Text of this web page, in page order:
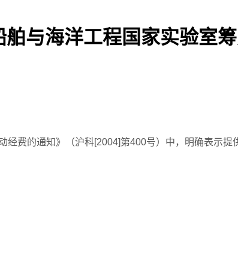
与海洋工程国家实验室筹
费的通知》（沪科[2004]第400号）中，明确表示提